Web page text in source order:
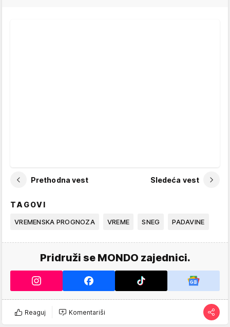
Prethodna vest Sledeća vest
TAGOVI
VREMENSKA PROGNOZA VREME SNEG PADAVINE
Pridruži se MONDO zajednici.
Reaguj Komentariši